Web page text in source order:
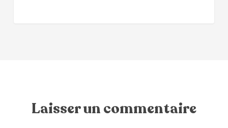
Laisser un commentaire